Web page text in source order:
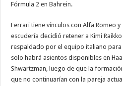
Fórmula 2 en Bahrein.
Ferrari tiene vínculos con Alfa Romeo
escudería decidió retener a Kimi
respaldado por el equipo italiano
solo habrá asientos disponibles en
Shwartzman, luego de que la
que no continuarían con la pareja